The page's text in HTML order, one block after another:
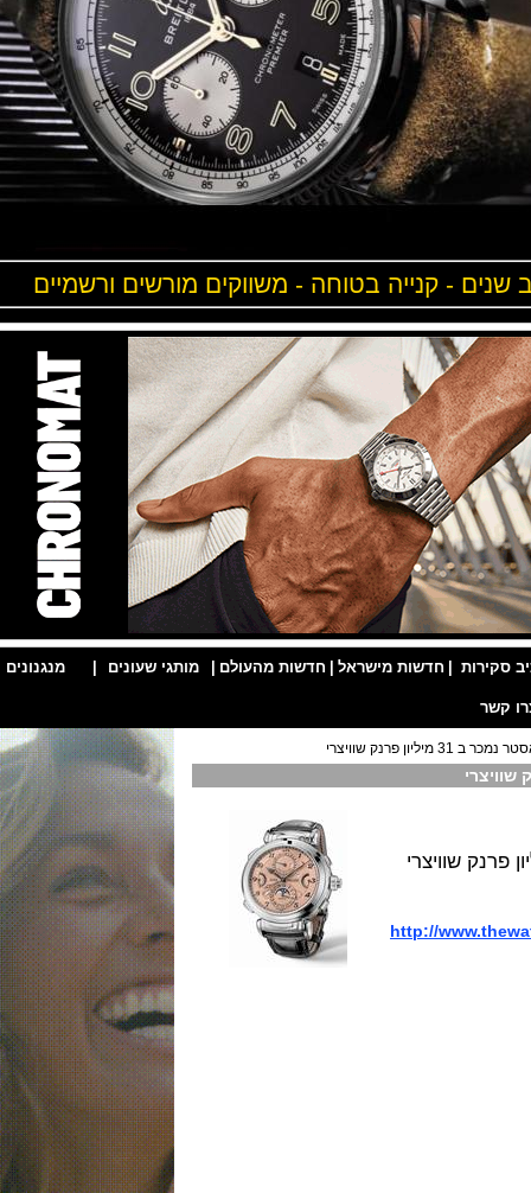
- קנייה בטוחה - משווקים מורשים ורשמיים
| חדשות מישראל | חדשות מהעולם | מותגי שעונים | מנגנונים |
http://